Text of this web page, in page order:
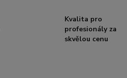
Kvalita pro
profesionály za
skvělou cenu